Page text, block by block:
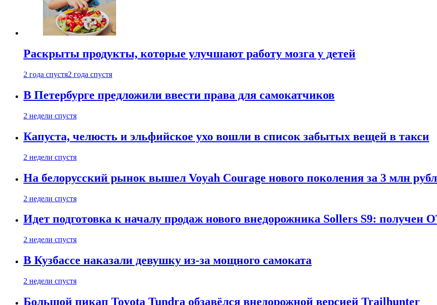
Раскрыты продукты, которые улучшают работу мозга у детей
2 года спустя2 года спустя
В Петербурге предложили ввести права для самокатчиков
2 недели спустя
Капуста, челюсть и эльфийское ухо вошли в список забытых вещей в такси
2 недели спустя
На белорусский рынок вышел Voyah Courage нового поколения за 3 млн
2 недели спустя
Идет подготовка к началу продаж нового внедорожника Sollers S9: получен
2 недели спустя
В Кузбассе наказали девушку из-за мощного самоката
2 недели спустя
Большой пикап Toyota Tundra обзавёлся внедорожной версией Trailhunter